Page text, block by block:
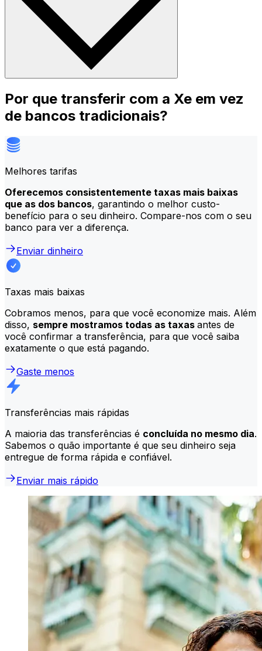
Por que transferir com a Xe em vez
de bancos tradicionais?
Melhores tarifas
Oferecemos consistentemente taxas mais baixas
que as dos bancos, garantindo o melhor custo-
benefício para o seu dinheiro. Compare-nos com o seu
banco para ver a diferença.
Enviar dinheiro
Taxas mais baixas
Cobramos menos, para que você economize mais. Além
disso, sempre mostramos todas as taxas antes de
você confirmar a transferência, para que você saiba
exatamente o que está pagando.
Gaste menos
Transferências mais rápidas
A maioria das transferências é concluída no mesmo dia.
Sabemos o quão importante é que seu dinheiro seja
entregue de forma rápida e confiável.
Enviar mais rápido